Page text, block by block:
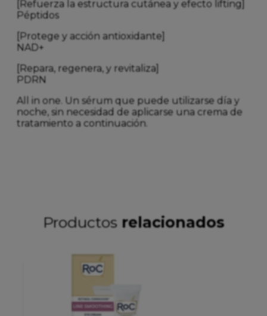
[Refuerza la estructura cutánea y efecto lifting]
Péptidos
[Protege y acción antioxidante]
NAD+
[Repara, regenera, y revitaliza]
PDRN
All in one. Un sérum que puede utilizarse día y
noche, sin necesidad de aplicarse una crema de
tratamiento a continuación.
Productos relacionados